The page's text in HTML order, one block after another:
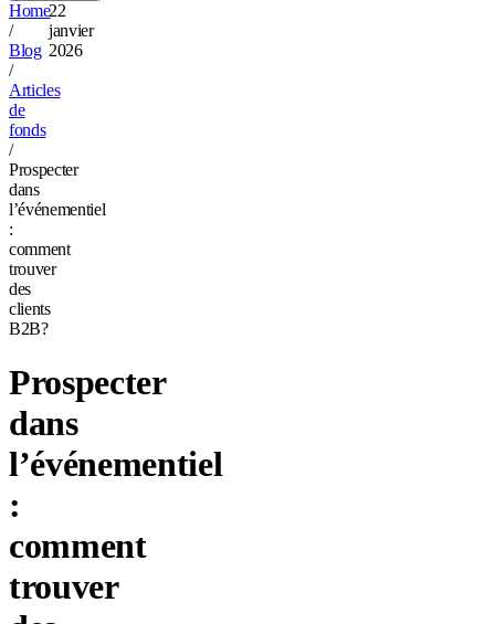
Home
/
Blog
/
Articles
de
fonds
/
Prospecter
dans
l’événementiel
:
comment
trouver
des
clients
B2B?
Prospecter
dans
l’événementiel
:
comment
trouver
22
janvier
2026